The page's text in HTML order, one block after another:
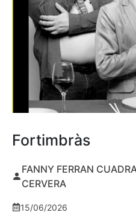
Fortimbràs
FANNY FERRAN
CERVERA
15/06/2026